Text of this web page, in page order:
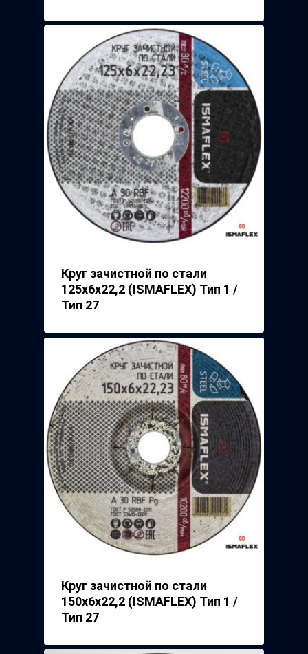
Круг зачистной по стали
125х6х22,2 (ISMAFLEX) Тип 1 /
Тип 27
Круг зачистной по стали
150х6х22,2 (ISMAFLEX) Тип 1 /
Тип 27